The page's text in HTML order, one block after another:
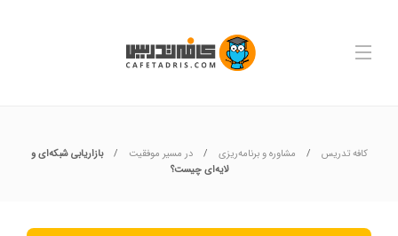
کافه تدریس مشاوره و برنامه‌ریزی در مسیر موفقیت
بازاریابی شبکه‌ای و
لایه‌ای چیست؟